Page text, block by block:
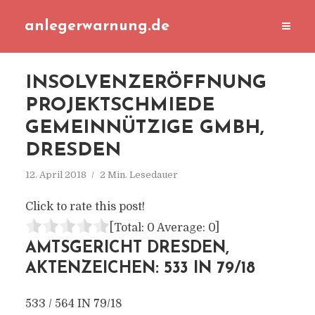
anlegerwarnung.de
INSOLVENZERÖFFNUNG
PROJEKTSCHMIEDE
GEMEINNÜTZIGE GMBH,
DRESDEN
12. April 2018 2 Min. Lesedauer
Click to rate this post!
[Total: 0 Average: 0]
AMTSGERICHT DRESDEN,
AKTENZEICHEN: 533 IN 79/18
533 / 564 IN 79/18